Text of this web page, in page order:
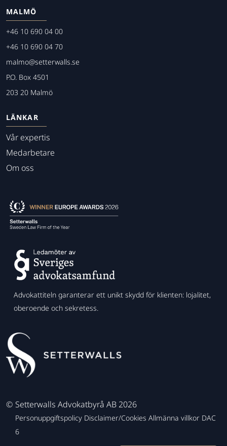
MALMÖ
+46 10 690 04 00
+46 10 690 04 70
malmo@setterwalls.se
P.O. Box 4501
203 20 Malmö
LÄNKAR
Vår expertis
Medarbetare
Om oss
Advokattiteln garanterar ett unikt skydd för klienten: lojalitet,
oberoende och sekretess.
© Setterwalls Advokatbyrå AB 2026
Personuppgiftspolicy Disclaimer/Cookies Allmänna villkor DAC
6